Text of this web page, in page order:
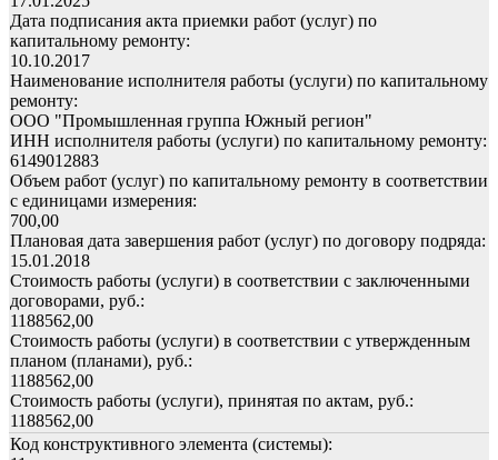
Дата подписания акта приемки работ (услуг) по
капитальному ремонту:
10.10.2017
Наименование исполнителя работы (услуги) по капитальному
ремонту:
ООО "Промышленная группа Южный регион"
ИНН исполнителя работы (услуги) по капитальному ремонту:
6149012883
Объем работ (услуг) по капитальному ремонту в соответствии
с единицами измерения:
700,00
Плановая дата завершения работ (услуг) по договору подряда:
15.01.2018
Стоимость работы (услуги) в соответствии с заключенными
договорами, руб.:
1188562,00
Стоимость работы (услуги) в соответствии с утвержденным
планом (планами), руб.:
1188562,00
Стоимость работы (услуги), принятая по актам, руб.:
1188562,00
Код конструктивного элемента (системы):